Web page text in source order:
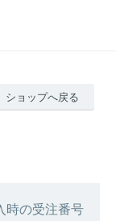
ショップへ戻る
時の受注番号